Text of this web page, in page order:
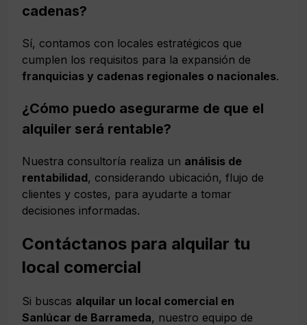
cadenas?
Sí, contamos con locales estratégicos que
cumplen los requisitos para la expansión de
franquicias y cadenas regionales o nacionales.
¿Cómo puedo asegurarme de que el
alquiler será rentable?
Nuestra consultoría realiza un análisis de
rentabilidad, considerando ubicación, flujo de
clientes y costes, para ayudarte a tomar
decisiones informadas.
Contáctanos para alquilar tu
local comercial
Si buscas alquilar un local comercial en
Sanlúcar de Barrameda, nuestro equipo de